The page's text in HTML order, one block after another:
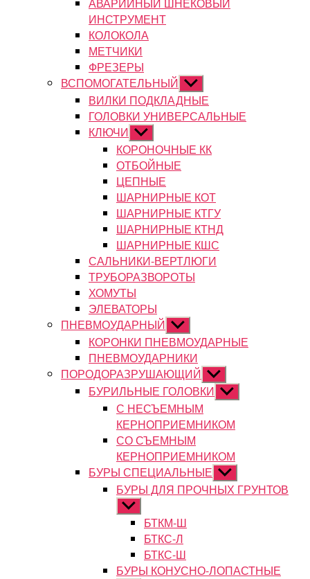
ИНСТРУМЕНТ
КОЛОКОЛА
МЕТЧИКИ
ФРЕЗЕРЫ
ВСПОМОГАТЕЛЬНЫЙ Показывать
подменю
ВИЛКИ ПОДКЛАДНЫЕ
ГОЛОВКИ УНИВЕРСАЛЬНЫЕ
КЛЮЧИ Показывать
подменю
КОРОНОЧНЫЕ КК
ОТБОЙНЫЕ
ЦЕПНЫЕ
ШАРНИРНЫЕ КОТ
ШАРНИРНЫЕ КТГУ
ШАРНИРНЫЕ КТНД
ШАРНИРНЫЕ КШС
САЛЬНИКИ-ВЕРТЛЮГИ
ТРУБОРАЗВОРОТЫ
ХОМУТЫ
ЭЛЕВАТОРЫ
ПНЕВМОУДАРНЫЙ Показывать
подменю
КОРОНКИ ПНЕВМОУДАРНЫЕ
ПНЕВМОУДАРНИКИ
ПОРОДОРАЗРУШАЮЩИЙ Показывать
подменю
БУРИЛЬНЫЕ ГОЛОВКИ Показывать
подменю
С НЕСЪЕМНЫМ
КЕРНОПРИЕМНИКОМ
СО СЪЕМНЫМ
КЕРНОПРИЕМНИКОМ
БУРЫ СПЕЦИАЛЬНЫЕ Показывать
подменю
БУРЫ ДЛЯ ПРОЧНЫХ ГРУНТОВ
Показывать
подменюБТКМ-Ш
БТКС-Л
БТКС-Ш
БУРЫ КОНУСНО-ЛОПАСТНЫЕ